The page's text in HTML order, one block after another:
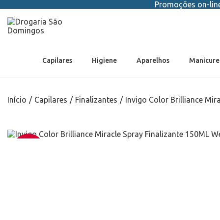
Promoções on-
Capilares Higiene Aparelhos
Início / Capilares / Finalizantes / Invigo Color Brilliance